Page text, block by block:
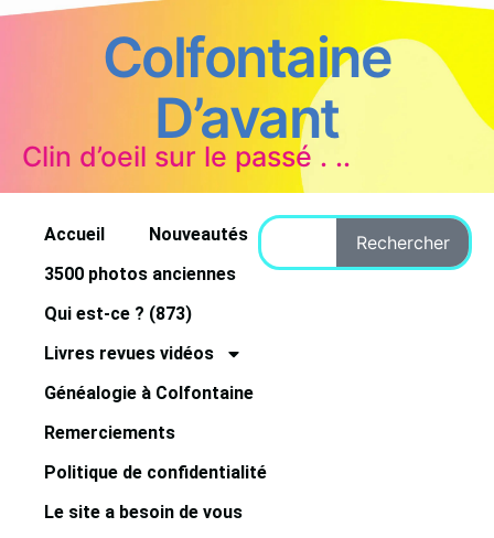
Colfontaine
D’avant
Clin d’oeil sur le passé . ..
Accueil
Nouveautés
3500 photos anciennes
Qui est-ce ? (873)
Livres revues vidéos
Généalogie à Colfontaine
Remerciements
Politique de confidentialité
Le site a besoin de vous
Rechercher